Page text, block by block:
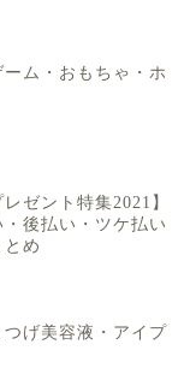
ム・おもちゃ・ホ
レゼント特集2021】
後払い・ツケ払い
め
げ美容液・アイプ